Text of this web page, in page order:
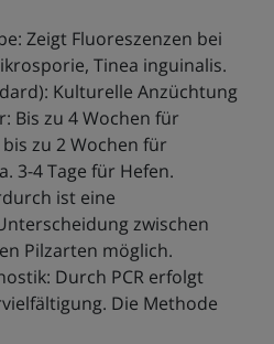
Zeigt Fluoreszenzen bei
Tinea inguinalis.
Kulturelle Anzüchtung
Bis zu 4 Wochen für
zu 2 Wochen für
3-4 Tage für Hefen.
ist eine
zwischen
Pilzarten möglich.
Durch PCR erfolgt
Die Methode